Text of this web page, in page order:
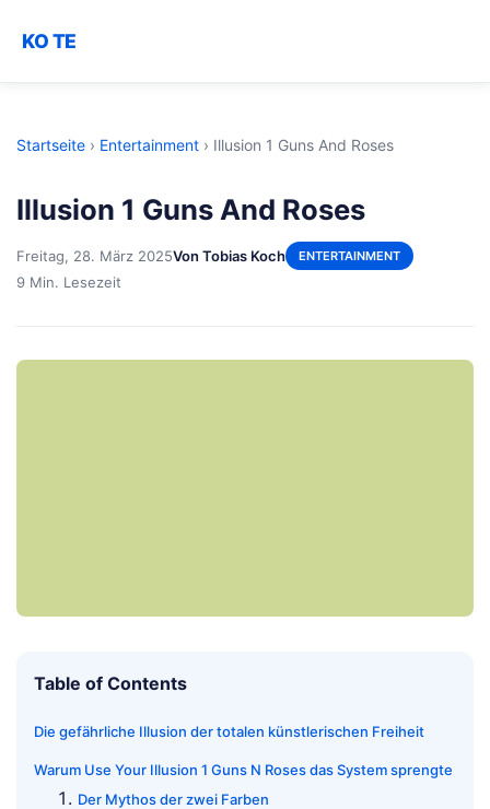
KO TE
Startseite › Entertainment › Illusion 1 Guns And Roses
Illusion 1 Guns And Roses
Freitag, 28. März 2025Von Tobias Koch ENTERTAINMENT
9 Min. Lesezeit
Table of Contents
Die gefährliche Illusion der totalen künstlerischen Freiheit
Warum Use Your Illusion 1 Guns N Roses das System sprengte
Der Mythos der zwei Farben